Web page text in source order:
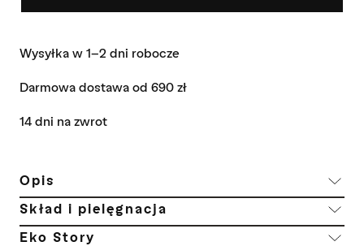
Wysyłka w 1-2 dni robocze
Darmowa dostawa od 690 zł
14 dni na zwrot
Opis
Skład i pielęgnacja
Eko Story